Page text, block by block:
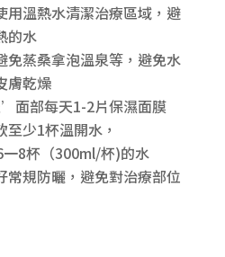
用溫熱水清潔治療區域，避
的水
免蒸桑拿泡溫泉等，避免水
膚乾燥
面部每天1-2片保濕面膜
至少1杯溫開水，
8杯（300ml/杯)的水
常規防曬，避免對治療部位